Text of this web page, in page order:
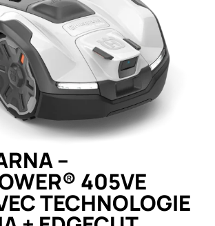
–
405VE
TECHNOLOGIE